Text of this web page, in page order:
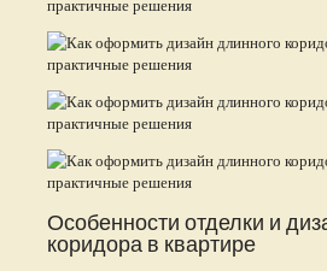
Особенности отделки и
коридора в квартире